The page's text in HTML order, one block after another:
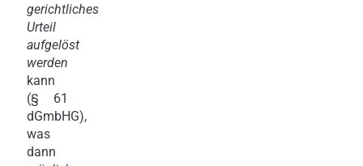
gerichtliches
Urteil
aufgelöst
werden
kann
(§ 61
dGmbHG),
was
dann